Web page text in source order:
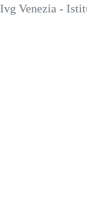
Ivg Venezia -